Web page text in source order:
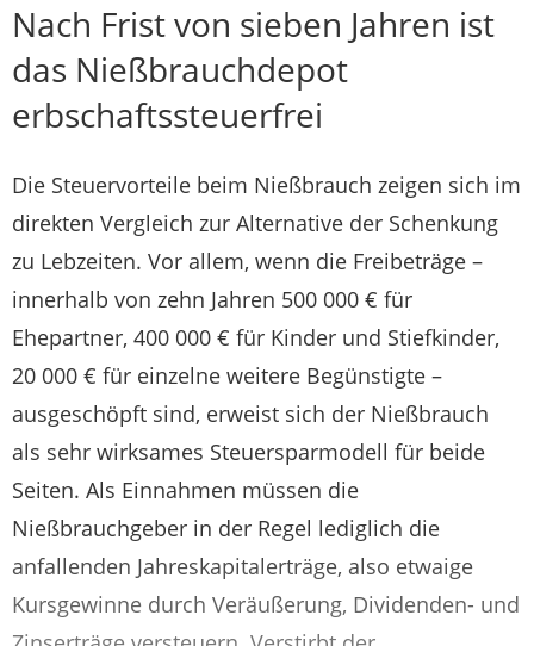
Nach Frist von sieben Jahren ist
das Nießbrauchdepot
erbschaftssteuerfrei
Die Steuervorteile beim Nießbrauch zeigen sich im
direkten Vergleich zur Alternative der Schenkung
zu Lebzeiten. Vor allem, wenn die Freibeträge –
innerhalb von zehn Jahren 500 000 € für
Ehepartner, 400 000 € für Kinder und Stiefkinder,
20 000 € für einzelne weitere Begünstigte –
ausgeschöpft sind, erweist sich der Nießbrauch
als sehr wirksames Steuersparmodell für beide
Seiten. Als Einnahmen müssen die
Nießbrauchgeber in der Regel lediglich die
anfallenden Jahreskapitalerträge, also etwaige
Kursgewinne durch Veräußerung, Dividenden- und